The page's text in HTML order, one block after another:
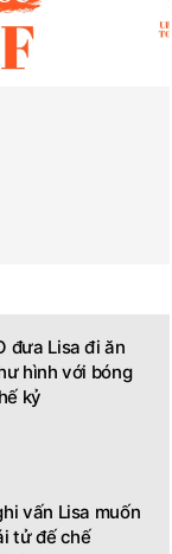
đưa Lisa đi ăn
hình với bóng
kỷ
vấn Lisa muốn
tử đế chế